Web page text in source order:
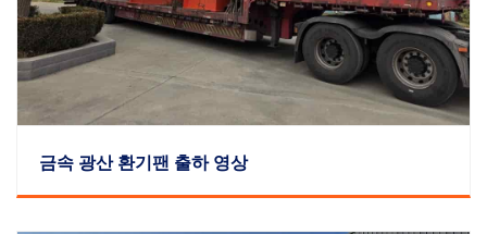
금속 광산 환기팬 출하 영상